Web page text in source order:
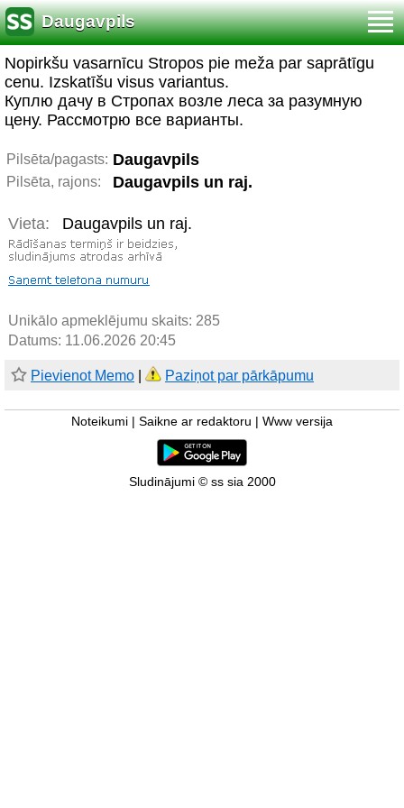
Daugavpils
Nopirkšu vasarnīcu Stropos pie meža par saprātīgu
cenu. Izskatīšu visus variantus.
Куплю дачу в Стропах возле леса за разумную
цену. Рассмотрю все варианты.
Pilsēta/pagasts: Daugavpils
Pilsēta, rajons: Daugavpils un raj.
Vieta: Daugavpils un raj.
Unikālo apmeklējumu skaits: 285
Datums: 11.06.2026 20:45
Pievienot Memo Paziņot par pārkāpumu
Noteikumi Saikne ar redaktoru Www versija
Sludinājumi © ss sia 2000